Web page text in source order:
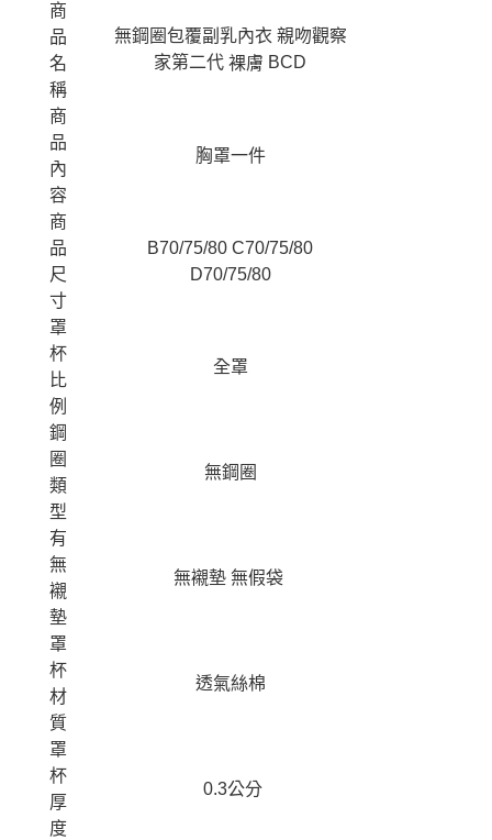
商
品
名
稱
無鋼圈包覆副乳內衣 親吻觀察
家第二代 裸膚 BCD
商
品
內
容
胸罩一件
商
品
尺
寸
B70/75/80 C70/75/80
D70/75/80
罩
杯
比
例
全罩
鋼
圈
類
型
無鋼圈
有
無
襯
墊
無襯墊 無假袋
罩
杯
材
質
透氣絲棉
罩
杯
厚
度
0.3公分